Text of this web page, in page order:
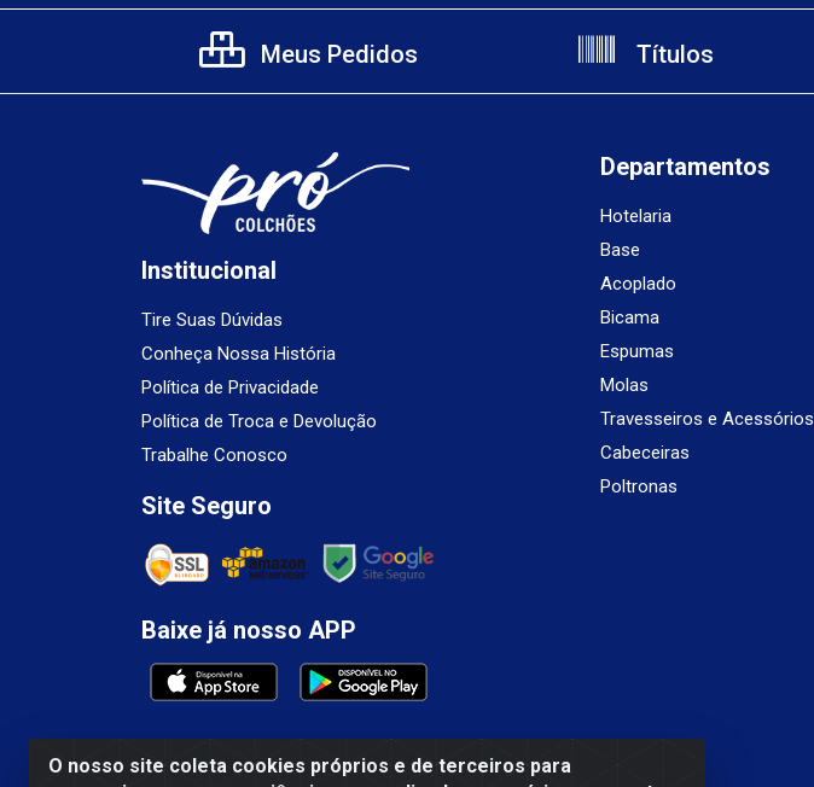
O nosso site coleta cookies próprios e de terceiros para
Meus Pedidos Títulos
Institucional
Tire Suas Dúvidas
Conheça Nossa História
Política de Privacidade
Política de Troca e Devolução
Trabalhe Conosco
Site Seguro
Baixe já nosso APP
Departamentos
Hotelaria
Base
Acoplado
Bicama
Espumas
Molas
Travesseiros e Acessórios
Cabeceiras
Poltronas